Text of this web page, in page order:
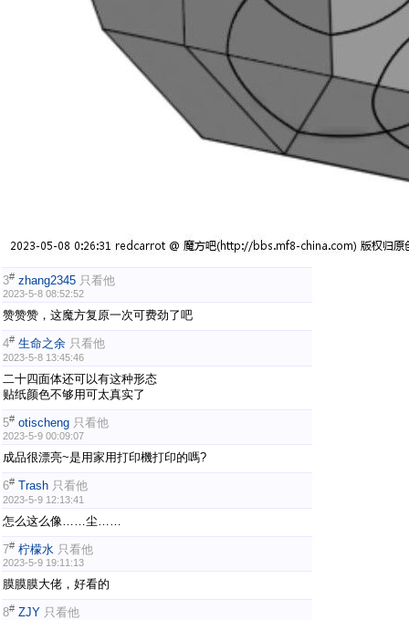
3# zhang2345 只看他
2023-5-8 08:52:52
赞赞赞，这魔方复原一次可费劲了吧
4# 生命之余 只看他
2023-5-8 13:45:46
二十四面体还可以有这种形态
贴纸颜色不够用可太真实了
5# otischeng 只看他
2023-5-9 00:09:07
成品很漂亮~是用家用打印機打印的嗎?
6# Trash 只看他
2023-5-9 12:13:41
怎么这么像……尘……
7# 柠檬水 只看他
2023-5-9 19:11:13
膜膜膜大佬，好看的
8# ZJY 只看他